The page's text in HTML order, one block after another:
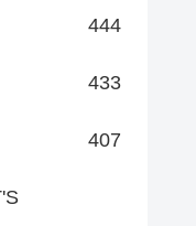
444
433
407